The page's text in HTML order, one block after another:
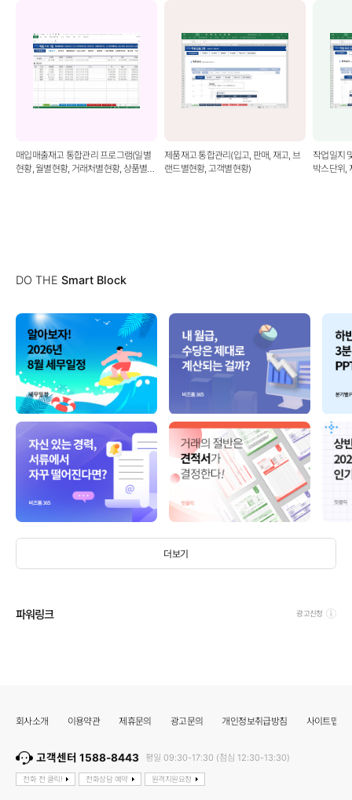
매입매출재고 통합관리 프로그램(일별
현황, 월별현황, 거래처별현황, 상품별판
제품재고 통합관리(입고, 판매, 재고, 브
랜드별현황, 고객별현황)
작업일지
박스단위,
DO THE Smart Block
더보기
파워링크 광고신청
회사소개 이용약관 제휴문의 광고문의 개인정보취급방침 사이트맵
고객센터 1588-8443 평일 09:30-17:30 (점심 12:30-13:30)
전화 전 클릭! 전화상담 예약 원격지원요청